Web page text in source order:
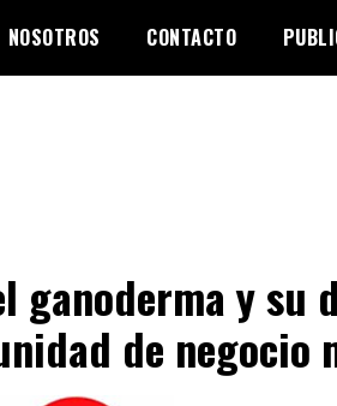
NOSOTROS CONTACTO
ganoderma y su
de negocio